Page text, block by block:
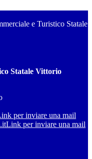
e Turistico Statale
Statale Vittorio
per inviare una mail
Link per inviare una mail